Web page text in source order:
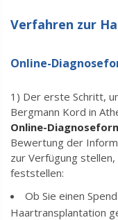
Verfahren zur
Online-
1) Der erste Schritt,
Bergmann Kord in
Online-
Bewertung der
zur Verfügung
feststellen:
Ob Sie einen
Haartransplantation